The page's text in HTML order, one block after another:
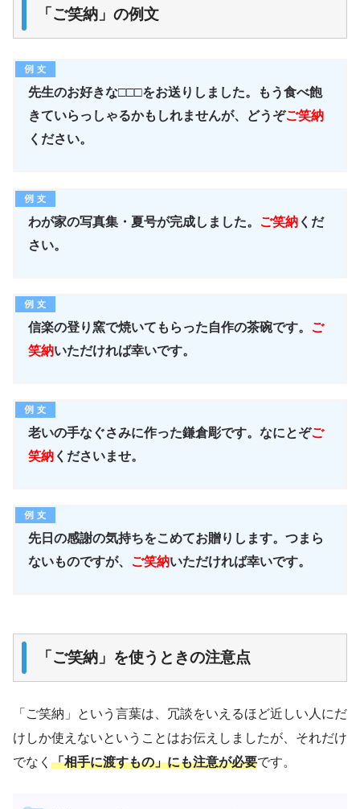
「ご笑納」の例文
先生のお好きな□□□をお送りしました。もう食べ飽
きていらっしゃるかもしれませんが、どうぞご笑納
ください。
わが家の写真集・夏号が完成しました。 ご笑納 くだ
さい。
信楽の登り窯で焼いてもらった自作の茶碗です。 ご
笑納いただければ幸いです。
老いの手なぐさみに作った鎌倉彫です。なにとぞご
笑納 くださいませ。
先日の感謝の気持ちをこめてお贈りします。つまら
ないものですが、 ご笑納いただければ幸いです。
「ご笑納」を使うときの注意点
「ご笑納」という言葉は、冗談をいえるほど近しい人にだ
けしか使えないということはお伝えしましたが、それだけ
でなく 「相手に渡すもの」にも注意が必要です。